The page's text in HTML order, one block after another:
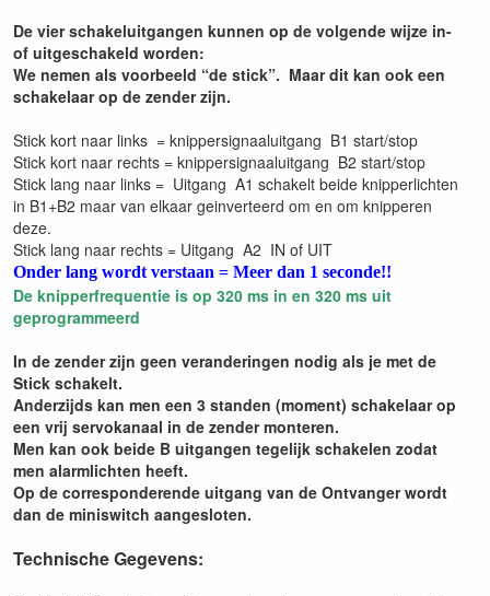
De vier schakeluitgangen kunnen op de volgende wijze in-
of uitgeschakeld worden:
We nemen als voorbeeld “de stick”. Maar dit kan ook een
schakelaar op de zender zijn.
Stick kort naar links = knippersignaaluitgang B1 start/stop
Stick kort naar rechts = knippersignaaluitgang B2 start/stop
Stick lang naar links = Uitgang A1 schakelt beide knipperlichten
in B1+B2 maar van elkaar geinverteerd om en om knipperen
deze.
Stick lang naar rechts = Uitgang A2 IN of UIT
Onder lang wordt verstaan = Meer dan 1 seconde!!
De knipperfrequentie is op 320 ms in en 320 ms uit
geprogrammeerd
In de zender zijn geen veranderingen nodig als je met de
Stick schakelt.
Anderzijds kan men een 3 standen (moment) schakelaar op
een vrij servokanaal in de zender monteren.
Men kan ook beide B uitgangen tegelijk schakelen zodat
men alarmlichten heeft.
Op de corresponderende uitgang van de Ontvanger wordt
dan de miniswitch aangesloten.
Technische Gegevens: